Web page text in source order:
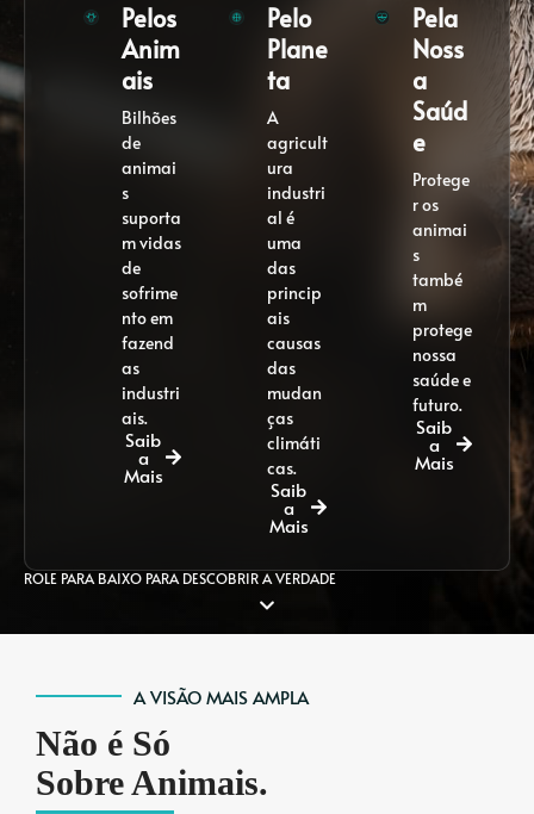
Pelos
Anim
ais
Bilhões
de
animai
s
suporta
m vidas
de
sofrime
nto em
fazend
as
industri
ais.
Saib
a
Mais
Pelo
Plane
ta
A
agricult
ura
industri
al é
uma
das
princip
ais
causas
das
mudan
ças
climáti
cas.
Saib
a
Mais
Pela
Noss
a
Saúd
e
Protege
r os
animai
s
també
m
protege
nossa
saúde e
futuro.
Saib
a
Mais
ROLE PARA BAIXO PARA DESCOBRIR A VERDADE
A VISÃO MAIS AMPLA
Não é Só
Sobre Animais.